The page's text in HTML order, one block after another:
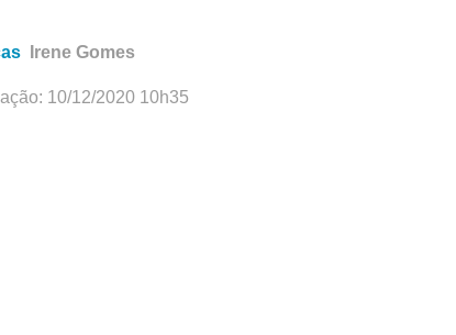
Irene Gomes
10/12/2020 10h35